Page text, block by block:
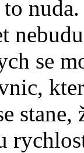
se